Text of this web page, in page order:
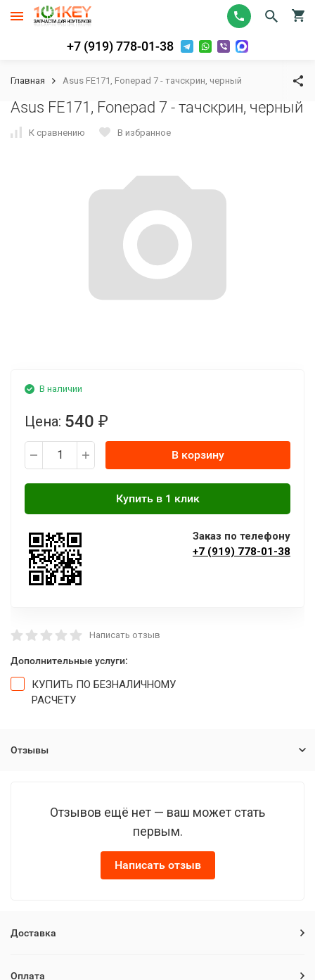
+7 (919) 778-01-38
Главная Asus FE171, Fonepad 7 - тачскрин, черный
Asus FE171, Fonepad 7 - тачскрин, черный
К сравнению В избранное
В наличии
Цена: 540 ₽
В корзину
Заказ по телефону
+7 (919) 778-01-38
Написать отзыв
Дополнительные услуги:
КУПИТЬ ПО БЕЗНАЛИЧНОМУ
РАСЧЕТУ
Отзывы
Отзывов ещё нет — ваш может стать
первым.
Написать отзыв
Доставка
Оплата